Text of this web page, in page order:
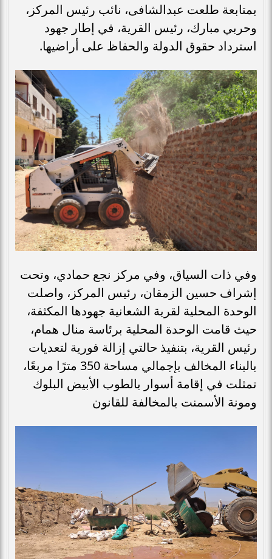
بمتابعة طلعت عبدالشافى، نائب رئيس المركز،
وحربي مبارك، رئيس القرية، في إطار جهود
استرداد حقوق الدولة والحفاظ على أراضيها.
وفي ذات السياق، وفي مركز نجع حمادي، وتحت
إشراف حسين الزمقان، رئيس المركز، واصلت
الوحدة المحلية لقرية الشعانية جهودها المكثفة،
حيث قامت الوحدة المحلية برئاسة منال همام،
رئيس القرية، بتنفيذ حالتي إزالة فورية لتعديات
بالبناء المخالف بإجمالي مساحة 350 مترًا مربعًا،
تمثلت في إقامة أسوار بالطوب الأبيض البلوك
ومونة الأسمنت بالمخالفة للقانون